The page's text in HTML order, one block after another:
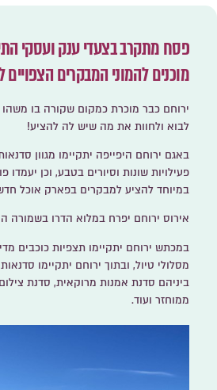
פסח מתקרב בצעדי ענק ועסקי
מוכנים להמוני המבקרים הצפויים
ירוחם כבר מוכרת כמקום שקורה בו משהו
לבוא ולחוות את מה שיש לה להציע!
באגם ירוחם היפייפה יתקיימו מגוון
פעילויות שונות וסיורים בטבע, וכן
במיוחד להציע למבקרים בפארק אוכל
אירוס ירוחם יפרח במלוא הדרו בשמורה
במכתש ירוחם יתקיימו תצפיות כוכבים
מסלולי טיול, ובתוך ירוחם יתקיימו
ביניהם סדנת אמנות מרוקאית, סדנת
ממוחזר ועוד.